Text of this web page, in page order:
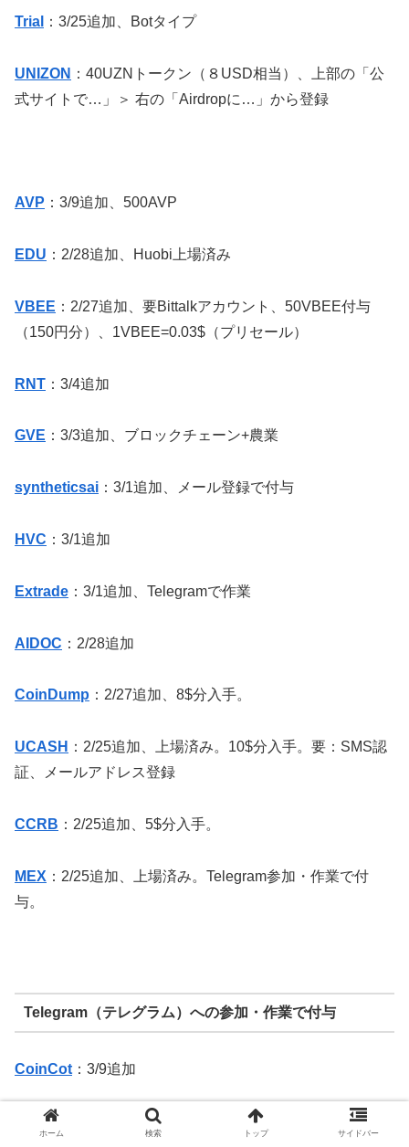
Trial ：3/25追加、Botタイプ
UNIZON ： 40UZN トークン（８ USD相当）、上部の「公
式サイトで…」＞ 右の「Airdropに…」から登録
AVP ：3/9追加、 500AVP
EDU ：2/28追加、Huobi上場済み
VBEE ：2/27追加、要Bittalkアカウント、50VBEE付与
（150円分）、1VBEE=0.03$（プリセール）
RNT ：3/4追加
GVE ：3/3追加、ブロックチェーン+農業
syntheticsai ：3/1追加、メール登録で付与
HVC ：3/1追加
Extrade ：3/1追加、Telegramで作業
AIDOC ：2/28追加
CoinDump ：2/27追加、8$分入手。
UCASH ：2/25追加、上場済み。10$分入手。要：SMS認
証、メールアドレス登録
CCRB ：2/25追加、5$分入手。
MEX ：2/25追加、上場済み。Telegram参加・作業で付
与。
Telegram（テレグラム）への参加・作業で付与
CoinCot ：3/9追加
LAF：3/9追加、246LAF
ホーム 検索 トップ サイドバー